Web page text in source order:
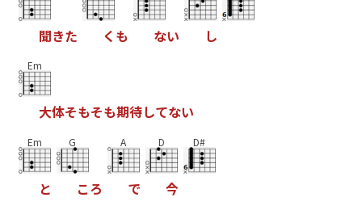
聞きた く も ない し
Em
大体そもそも期待してない
Em
と
G
ころ
A
で
D
今
D#